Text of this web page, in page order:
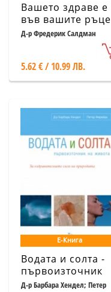
Вашето здраве е
във вашите ръце
Д-р Фредерик Салдман
5.62 € / 10.99 ЛВ.
Е-Книга
Водата и солта -
първоизточник
на живота
Д-р Барбара Хендел; Петер